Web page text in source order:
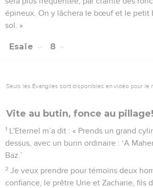
épineux. On y lâchera le bœuf et le petit
sol. »
Esaïe 8
Seuls les Évangiles sont disponibles en vidéo pour le
Vite au butin, fonce au pillage!
1 L'Eternel m’a dit : « Prends un grand
dessus, avec un burin ordinaire : ‘A
Baz.’
2 Je veux prendre pour témoins deux
confiance, le prêtre Urie et Zacharie, fils